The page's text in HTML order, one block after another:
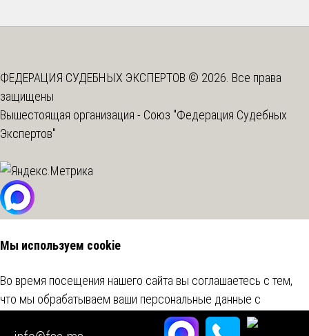
ФЕДЕРАЦИЯ СУДЕБНЫХ ЭКСПЕРТОВ © 2026. Все права
защищены
Вышестоящая организация - Союз "Федерация Судебных
Экспертов"
Мы используем cookie
Во время посещения нашего сайта вы соглашаетесь с тем,
что мы обрабатываем ваши персональные данные с
использованием метрических программ.Подробнее